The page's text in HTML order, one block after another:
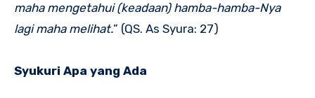
maha mengetahui (keadaan) hamba-hamba-Nya
lagi maha melihat.” (QS. As Syura: 27)
Syukuri Apa yang Ada